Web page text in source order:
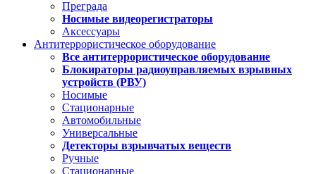
Преграда
Носимые видеорегистраторы
Аксессуары
Антитеррористическое оборудование
Все антитеррористическое оборудование
Блокираторы радиоуправляемых взрывных
устройств (РВУ)
Носимые
Стационарные
Автомобильные
Универсальные
Детекторы взрывчатых веществ
Ручные
Стационарные